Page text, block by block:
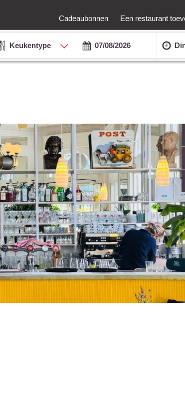
Cadeaubonnen Een restaurant
Keukentype